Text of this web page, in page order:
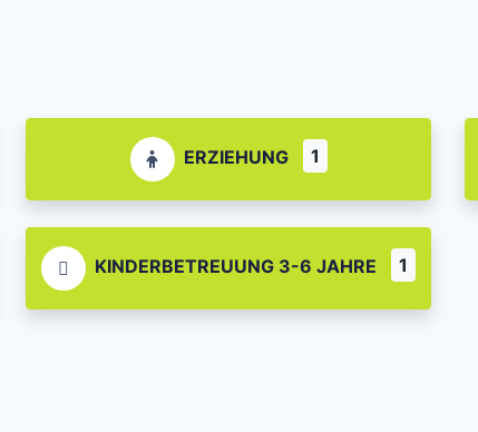
ERZIEHUNG 1
KINDERBETREUUNG 3-6 JAHRE 1